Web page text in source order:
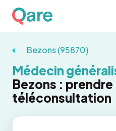
Bezons (95870)
Médecin
Bezons : prendre
téléconsultation